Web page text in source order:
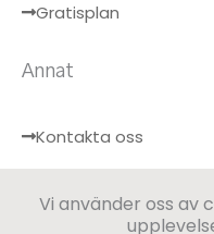
Gratisplan
Annat
Kontakta oss
Vi använder oss av